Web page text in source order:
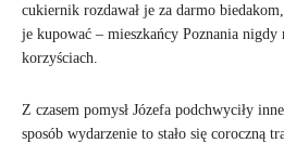
cukiernik rozdawał je za darmo
je kupować – mieszkańcy Poznania
korzyściach.
Z czasem pomysł Józefa podchwyciły
sposób wydarzenie to stało się coroczną